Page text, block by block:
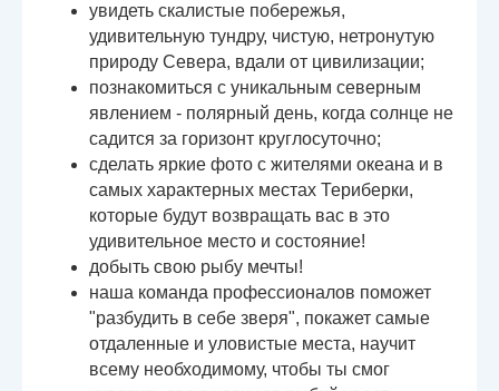
увидеть скалистые побережья,
удивительную тундру, чистую, нетронутую
природу Севера, вдали от цивилизации;
познакомиться с уникальным северным
явлением - полярный день, когда солнце не
садится за горизонт круглосуточно;
сделать яркие фото с жителями океана и в
самых характерных местах Териберки,
которые будут возвращать вас в это
удивительное место и состояние!
добыть свою рыбу мечты!
наша команда профессионалов поможет
"разбудить в себе зверя", покажет самые
отдаленные и уловистые места, научит
всему необходимому, чтобы ты смог